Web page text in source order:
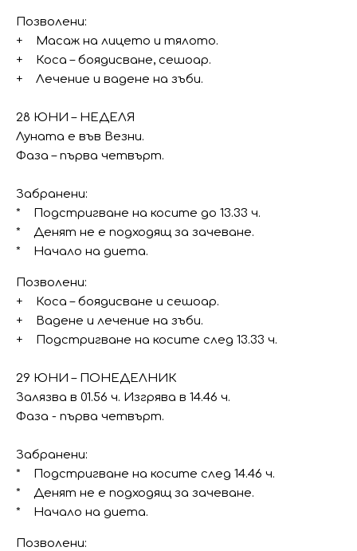
Позволени:
+ Масаж на лицето и тялото.
+ Коса – боядисване, сешоар.
+ Лечение и вадене на зъби.
28 ЮНИ – НЕДЕЛЯ
Луната е във Везни.
Фаза – първа четвърт.
Забранени:
* Подстригване на косите до 13.33 ч.
* Денят не е подходящ за зачеване.
* Начало на диета.
Позволени:
+ Коса – боядисване и сешоар.
+ Вадене и лечение на зъби.
+ Подстригване на косите след 13.33 ч.
29 ЮНИ – ПОНЕДЕЛНИК
Залязва в 01.56 ч. Изгрява в 14.46 ч.
Фаза - първа четвърт.
Забранени:
* Подстригване на косите след 14.46 ч.
* Денят не е подходящ за зачеване.
* Начало на диета.
Позволени: